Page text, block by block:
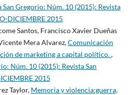
San Gregorio: Núm. 10 (2015): Revista
DICIEMBRE 2015
Santos, Francisco Xavier Dueñas
Mera Alvarez,Comunicación
de marketing a capital político.,
Núm. 10 (2015): Revista San
2015
Taylor, Memoria y violencia:guerra,